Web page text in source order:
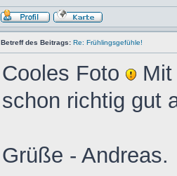
Betreff des Beitrags: Re: Frühlingsgefühle!
Cooles Foto
schon richtig gut
Grüße - Andreas.